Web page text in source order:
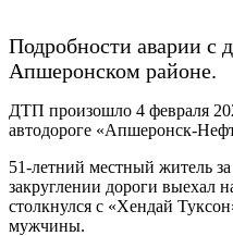
Подробности аварии с
Апшеронском районе.
ДТП произошло 4 февраля
автодороге «Апшеронск-
51-летний местный житель
закруглении дороги выехал
столкнулся с «Хендай
мужчины.